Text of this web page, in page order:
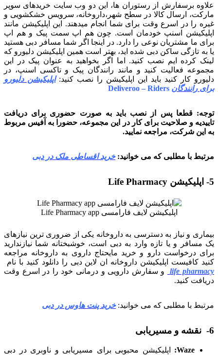
علاوه برسفارش از رستوران ها، این دو وب سایت خریدهای سوپر
مارکت، ارسال کالا در سطح شهر،داروخانه، سرویس خشکشویی و
غیره را در اسرع وقت برای شما انجام میدهند. این اپلیکیشن مانند
اپلیکیشن اسنپ خودمان است. چون هم اپ سمت پیک و هم اپ
برای ما مشتریان نوعی را دارد. در اینجا اگر شما مسافر دبی هستید
یا به تازگی ساکن دبی شده اید، بهتر است همین اپلیکیشن دلیورو که
لینک کرده ایم نصب کنید. اما اگر بخواهید به عنوان پیک در این
مجموعه فعالیت کنید و مانند رانندگان پیک و تاکسی اسنپ، در
دلیورو کار کنید باید این اپلیکیشن را نصب کنید:اپلیکیشن دلیورو
برای رانندگان Deliveroo – Riders
توجه: قطعا پس از نصب باید به صورت حضوری برای دریافت
تاییدیه و صلاحیت برای کار در این مجموعه، حضورا به آفیس مربوط
به این شرکت، مراجعه نمایید.
مرتبط با مطلبی که می خوانید:خرید اقساطی ملک در دبی
5- اپلیکیشن Life Pharmacy
اپلیکیشن لایف فارامسی Life Pharmacy app
بیماری و نیاز به دسترسی به داروخانه یکی از ضروری ترین نیازهای
یک مسافر و یا تازه وارد به دبی است، خوشبختانه شما نیازندارید
برای درخواست دارو و خرید مایحتاج داروی به داروخانه مراجعه
کنید کافیست اپلیکیشن داروخانه ان لاین دبی را دانلود کنید با نام
life pharmacy
و سفارش دارویی و درمانی خود را در اسرع وقت
دریافت کنید.
مرتبط با مطلبی که می خوانید:خرید پنت هاوس در دبی
6- نقشه و مسیریابی
Waze:
اپلیکیشن محبوبی برای مسیریابی و ناوبری در دبی